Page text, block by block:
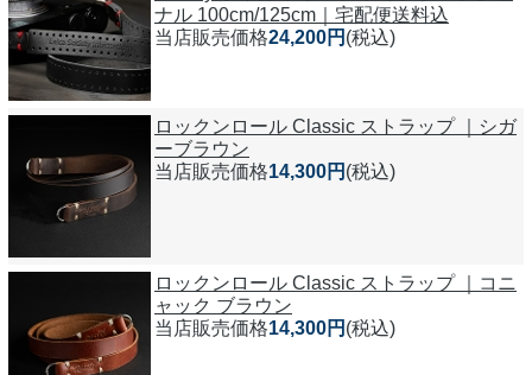
ナル 100cm/125cm｜宅配便送料込
当店販売価格24,200円 (税込)
ロックンロール Classic ストラップ ｜シガ
ーブラウン
当店販売価格14,300円 (税込)
ロックンロール Classic ストラップ ｜コニ
ャック ブラウン
当店販売価格14,300円 (税込)